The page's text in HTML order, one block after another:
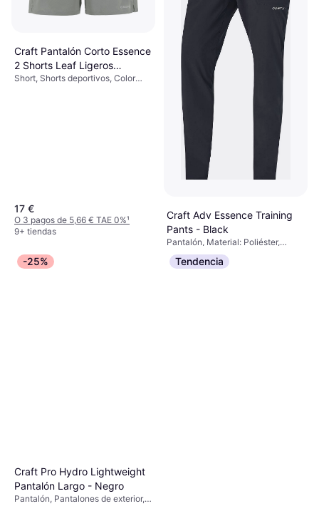
Craft Pantalón Corto Essence
2 Shorts Leaf Ligeros
Transpirables - Gris
Short, Shorts deportivos, Color
17 €
O 3 pagos de 5,66 € TAE 0%¹
9+ tiendas
Craft Adv Essence Training
Pants - Black
Pantalón, Material: Poliéster,
Elástico, Bolsillos
27,95 €36,99 €
O 3 pagos de 9,31 € TAE 0%
-25%
Craft Pro Hydro Lightweight
Pantalón Largo - Negro
Pantalón, Pantalones de exterior,
Tendencia